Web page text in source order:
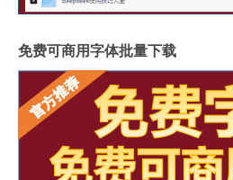
免费可商用字体批量下载